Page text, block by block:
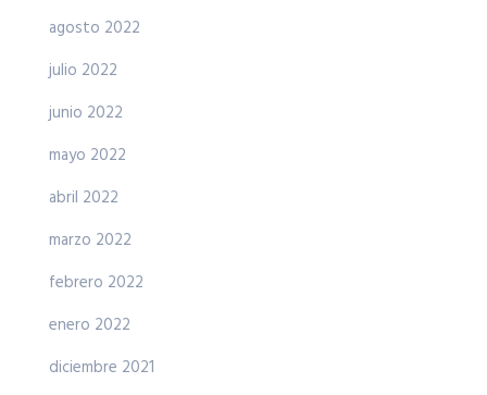
agosto 2022
julio 2022
junio 2022
mayo 2022
abril 2022
marzo 2022
febrero 2022
enero 2022
diciembre 2021